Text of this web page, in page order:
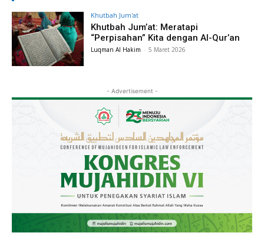
Khutbah Jum'at
Khutbah Jum’at: Meratapi
“Perpisahan” Kita dengan Al-Qur’an
Luqman Al Hakim - 5 Maret 2026
- Advertisement -